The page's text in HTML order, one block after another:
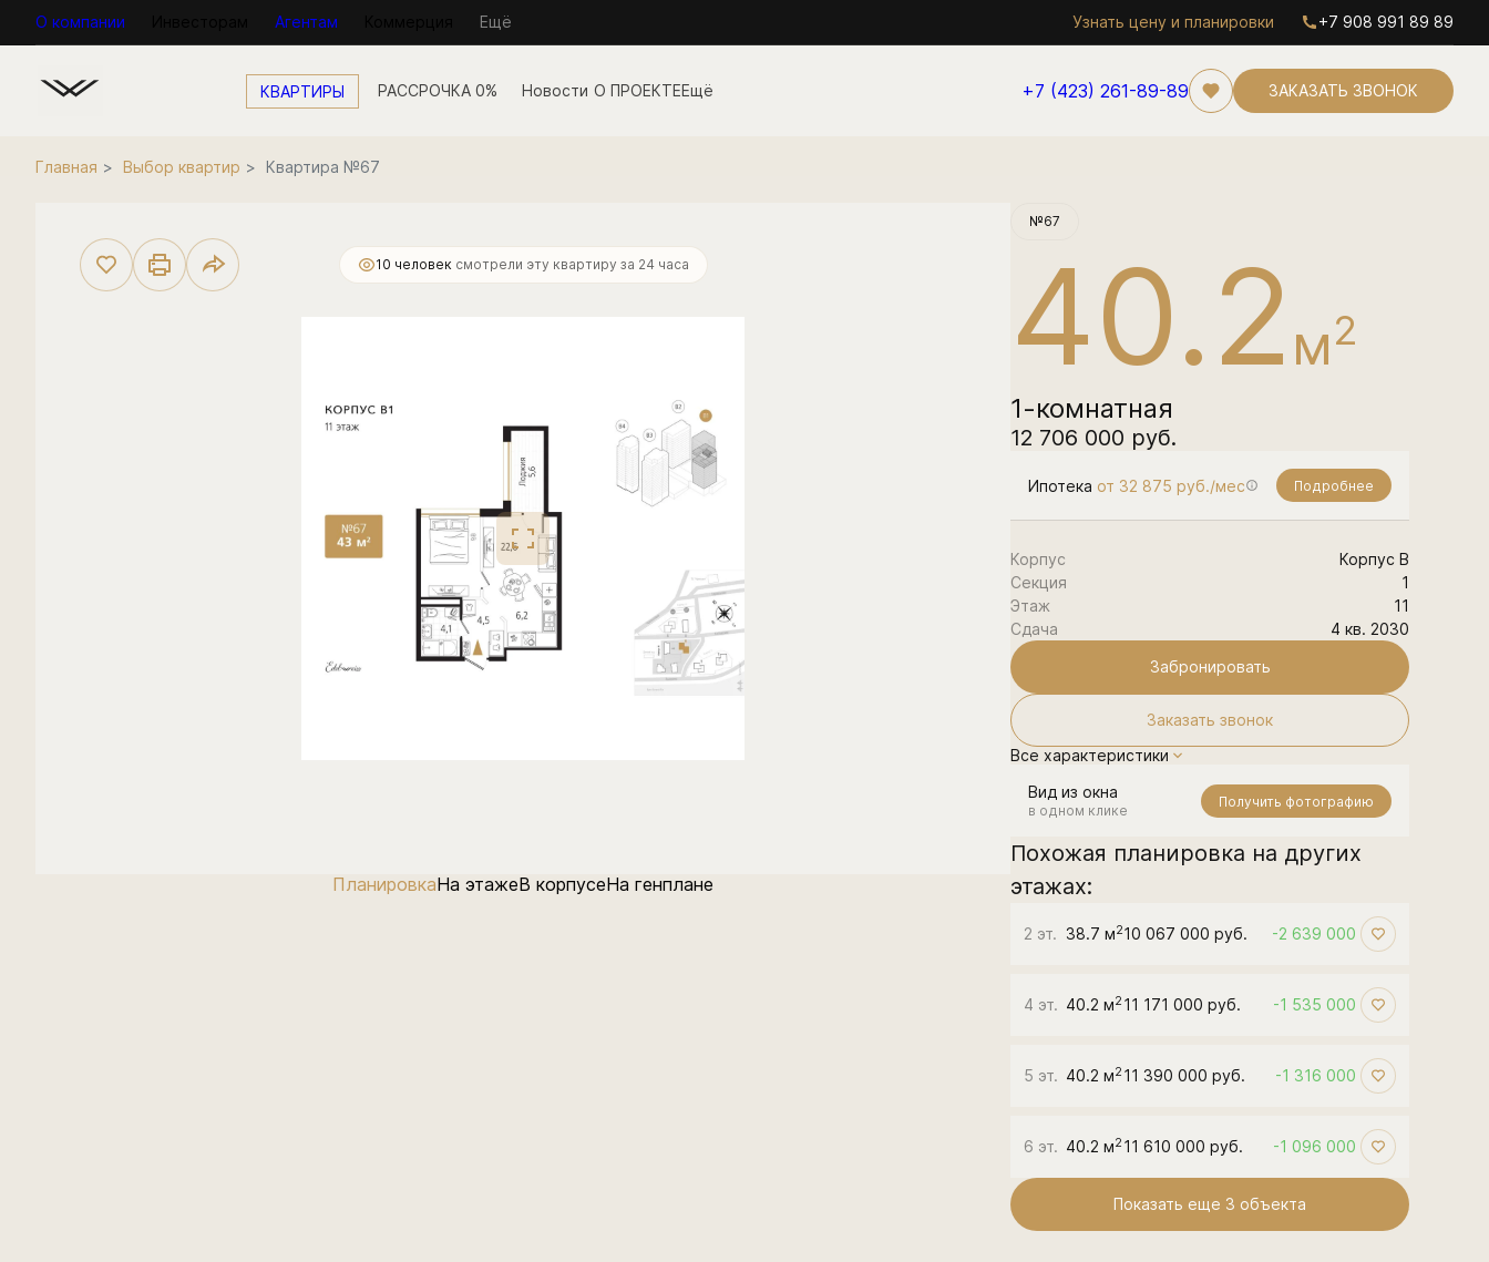
О компании Агентам Ещё Узнать цену и планировки +7 908 991 89 89
КВАРТИРЫ О ПРОЕКТЕЕщё +7 (423) 261-89-89 ЗАКАЗАТЬ ЗВОНОК
Главная Выбор квартир Квартира №67
10 человек смотрели эту квартиру за 24 часа
ПланировкаНа этажеВ корпусеНа генплане
№67
40.2 м2
1-комнатная
12 706 000 руб.
Ипотека от 32 875 руб./мес Подробнее
Корпус
Корпус В
Секция
1
Этаж
11
Сдача
4 кв. 2030
Забронировать
Заказать звонок
Все характеристики
Вид из окна
в одном клике
Получить фотографию
Похожая планировка на других
этажах:
2 эт. 38.7 м210 067 000 руб. -2 639 000
4 эт. 40.2 м2 11 171 000 руб. -1 535 000
5 эт. 40.2 м2 11 390 000 руб. -1 316 000
6 эт. 40.2 м2 11 610 000 руб. -1 096 000
Показать еще 3 объектa